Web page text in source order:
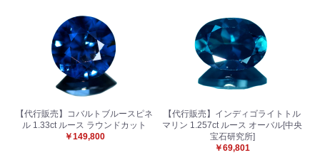
【代行販売】コバルトブルースピネ
ル 1.33ct ルース ラウンドカット
￥149,800
【代行販売】インディゴライトトル
マリン 1.257ct ルース オーバル[中央
宝石研究所]
￥69,801